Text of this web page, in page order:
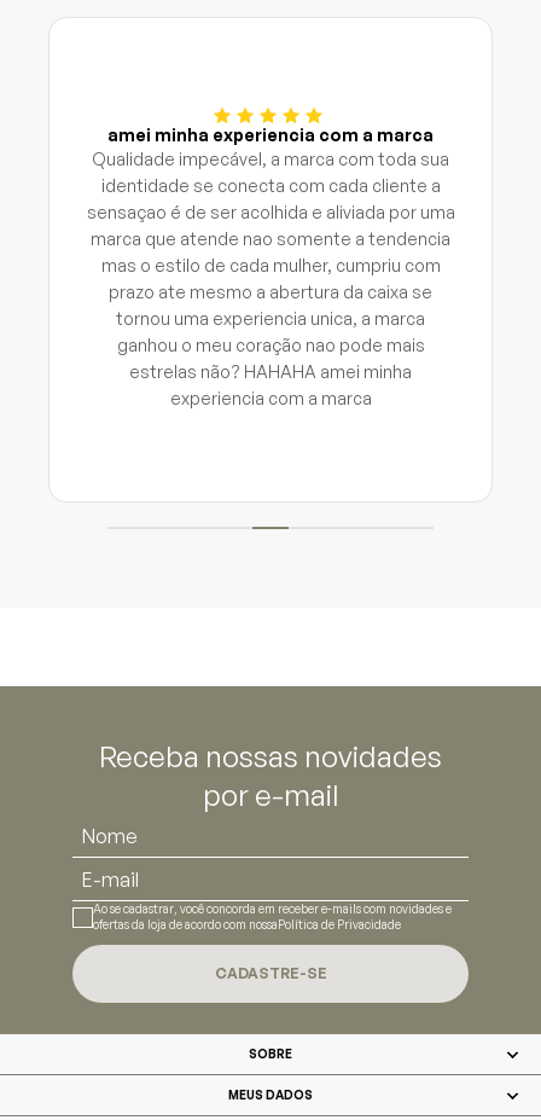
amei minha experiencia com a marca
Qualidade impecável, a marca com toda sua
identidade se conecta com cada cliente a
sensaçao é de ser acolhida e aliviada por uma
marca que atende nao somente a tendencia
mas o estilo de cada mulher, cumpriu com
prazo ate mesmo a abertura da caixa se
tornou uma experiencia unica, a marca
ganhou o meu coração nao pode mais
estrelas não? HAHAHA amei minha
experiencia com a marca
Receba nossas novidades
por e-mail
CADASTRE-SE
Ao se cadastrar, você concorda em receber e-mails com novidades e
ofertas da loja de acordo com nossaPolítica de Privacidade
SOBRE
MEUS DADOS